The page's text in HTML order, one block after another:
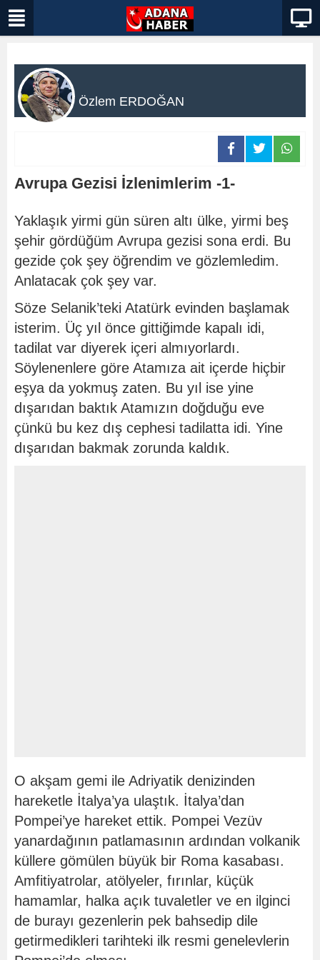
Özlem ERDOĞAN
Avrupa Gezisi İzlenimlerim -1-
Yaklaşık yirmi gün süren altı ülke, yirmi beş
şehir gördüğüm Avrupa gezisi sona erdi. Bu
gezide çok şey öğrendim ve gözlemledim.
Anlatacak çok şey var.
Söze Selanik’teki Atatürk evinden başlamak
isterim. Üç yıl önce gittiğimde kapalı idi,
tadilat var diyerek içeri almıyorlardı.
Söylenenlere göre Atamıza ait içerde hiçbir
eşya da yokmuş zaten. Bu yıl ise yine
dışarıdan baktık Atamızın doğduğu eve
çünkü bu kez dış cephesi tadilatta idi. Yine
dışarıdan bakmak zorunda kaldık.
O akşam gemi ile Adriyatik denizinden
hareketle İtalya’ya ulaştık. İtalya’dan
Pompei’ye hareket ettik. Pompei Vezüv
yanardağının patlamasının ardından volkanik
küllere gömülen büyük bir Roma kasabası.
Amfitiyatrolar, atölyeler, fırınlar, küçük
hamamlar, halka açık tuvaletler ve en ilginci
de burayı gezenlerin pek bahsedip dile
getirmedikleri tarihteki ilk resmi genelevlerin